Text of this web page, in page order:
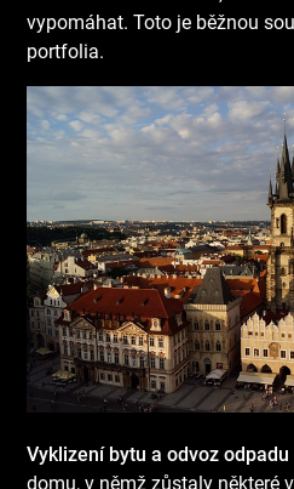
vypomáhat. Toto je běžnou
portfolia.
Vyklizení bytu a odvoz odpadu
domu, v němž zůstaly některé